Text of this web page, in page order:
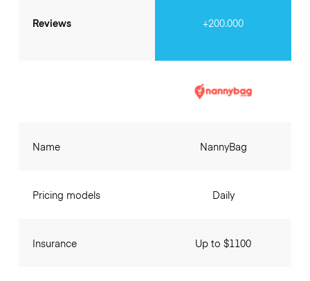
Reviews +200.000
Name
Pricing models
Insurance
NannyBag
Daily
Up to $1100